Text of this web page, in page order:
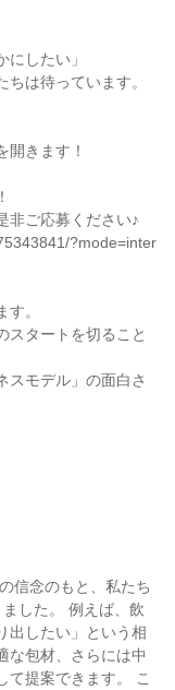
にしたい」
は待っています。
開きます！
非ご応募ください♪
?mode=inter
。
スタートを切ること
スモデル」の面白さ
信念のもと、私たち
した。 例えば、飲
出したい」という相
な包材、さらには中
て提案できます。 こ